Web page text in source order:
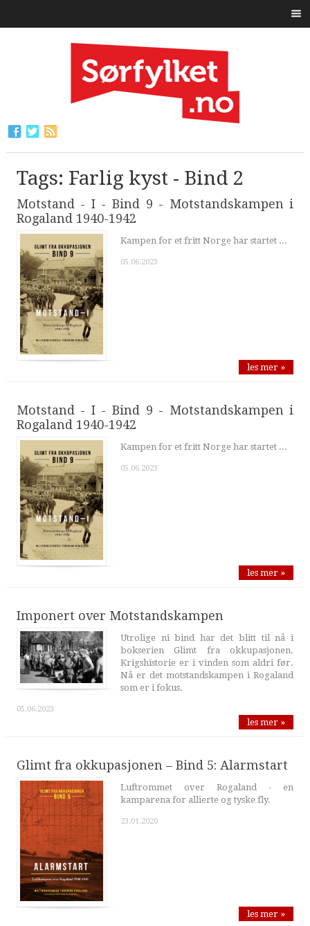
Tags: Farlig kyst - Bind 2
Motstand - I - Bind 9 - Motstandskampen i
Rogaland 1940-1942
Kampen for et fritt Norge har startet ...
05.06.2023
les mer »
Motstand - I - Bind 9 - Motstandskampen i
Rogaland 1940-1942
Kampen for et fritt Norge har startet ...
05.06.2023
les mer »
Imponert over Motstandskampen
Utrolige ni bind har det blitt til nå i
bokserien Glimt fra okkupasjonen.
Krigshistorie er i vinden som aldri før.
Nå er det motstandskampen i Rogaland
som er i fokus.
05.06.2023
les mer »
Glimt fra okkupasjonen – Bind 5: Alarmstart
Luftrommet over Rogaland - en
kamparena for allierte og tyske fly.
23.01.2020
les mer »